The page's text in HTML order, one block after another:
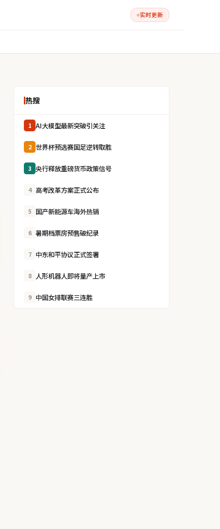
实时更新
热搜
1 AI大模型最新突破引关注
2 世界杯预选赛国足逆转取胜
3 央行释放重磅货币政策信号
4 高考改革方案正式公布
5 国产新能源车海外热销
6 暑期档票房预售破纪录
7 中东和平协议正式签署
8 人形机器人即将量产上市
9 中国女排联赛三连胜